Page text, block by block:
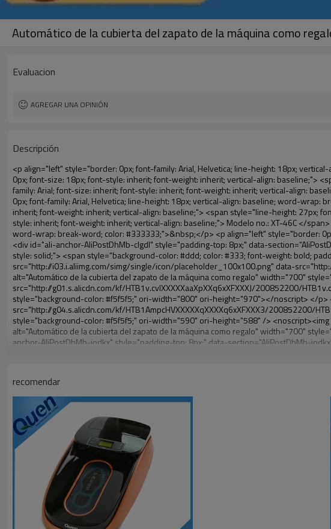
Automático de la cubierta del zapato de la máquina como
Evaluacion
AGREGAR UNA OPINIÓN
Descripción
<p align="left" style="border: 0px; font-family: Arial, Helvetica; line-height: 18px; vertical-align: baseline; word-wrap: break-word; color: #333333;"> <span style="line-height: 27px; margin: 0px; padding: 0px; border: 0px; font-size: 18px; font-style: inherit; font-weight: inherit; vertical-align: baseline;"> <span style="line-height: 27px; font-weight: bold;"> <span style="line-height: 27px; margin: 0px; padding: 0px; border: 0px; font-family: Arial; font-size: inherit; font-style: inherit; font-weight: inherit; vertical-align: baseline;"> Nombre del producto: automático máquina de la cubierta </span> </span> </span> </p> <p align="left" style="border: 0px; font-family: Arial, Helvetica; line-height: 18px; vertical-align: baseline; word-wrap: break-word; color: #333333;"> <span style="line-height: 27px; margin: 0px; padding: 0px; border: 0px; font-size: 18px; font-style: inherit; font-weight: inherit; vertical-align: baseline;"> <span style="line-height: 27px; font-weight: bold;"> <span style="line-height: 27px; margin: 0px; padding: 0px; border: 0px; font-family: Arial; font-size: inherit; font-style: inherit; font-weight: inherit; vertical-align: baseline;"> Modelo no.: XT-46C </span> </span> </span> </p> <p align="left" style="border: 0px; font-family: Arial, Helvetica; line-height: 18px; vertical-align: baseline; word-wrap: break-word; color: #333333;">&nbsp;</p> <p align="left" style="border: 0px; font-family: Arial, Helvetica; line-height: 18px; vertical-align: baseline; word-wrap: break-word; color: #333333;">&nbsp;</p> <div id="ali-anchor-AliPostDhMb-clgdl" style="padding-top: 8px;" data-section="AliPostDhMb-clgdl" data-section-title="Product Uses"> <div id="ali-title-AliPostDhMb-clgdl" style="padding: 8px 0px; border-bottom-style: solid;"> <span style="background-color: #ddd; color: #333; font-weight: bold; padding: 8px 10px; line-height: 12px;"> Producto utiliza </span> </div> <div style="padding: 10px 0px;"> <p>&nbsp;&nbsp;<img src="http://i03.i.aliimg.com/simg/single/icon/placeholder_100x100.png" data-src="http://g01.s.alicdn.com/kf/HTB1v.cvIXXXXXaaXpXXq6xXFXXXJ/200852200/HTB1v.cvIXXXXXaaXpXXq6xXFXXXJ.jpg" data-alt="Automático de la cubierta del zapato de la máquina como regalo" width="700" style="background-color: #f5f5f5;" ori-width="800" ori-height="970" /> <noscript><img src="http://g01.s.alicdn.com/kf/HTB1v.cvIXXXXXaaXpXXq6xXFXXXJ/200852200/HTB1v.cvIXXXXXaaXpXXq6xXFXXXJ.jpg" alt="Automático de la cubierta del zapato de la máquina como regalo" width="700" style="background-color: #f5f5f5;" ori-width="800" ori-height="970"></noscript> </p> <p><img src="http://i03.i.aliimg.com/simg/single/icon/placeholder_100x100.png" data-src="http://g04.s.alicdn.com/kf/HTB1AmpcHVXXXXXqXXXXq6xXFXXX3/200852200/HTB1AmpcHVXXXXXqXXXXq6xXFXXX3.jpg" data-alt="Automático de la cubierta del zapato de la máquina como regalo" width="700" style="background-color: #f5f5f5;" ori-width="590" ori-height="588" /> <noscript><img src="http://g04.s.alicdn.com/kf/HTB1AmpcHVXXXXXqXXXXq6xXFXXX3/200852200/HTB1AmpcHVXXXXXqXXXXq6xXFXXX3.jpg" alt="Automático de la cubierta del zapato de la máquina como regalo" width="700" style="background-color: #f5f5f5;" ori-width="590" ori-height="588"></noscript> </p> <p>&nbsp;</p> </div> </div> <div id="ali-anchor-AliPostDhMb-iodkx" style="padding-top: 8px;" data-section="AliPostDhMb-iodkx" data-section-title="Technology"> <div id="ali-title-AliPostDhMb-iodkx" style="padding: 8px 0px; border-bottom-style: solid;"> <span style="background-color: #ddd; color: #333; font-weight: bold; padding: 8px 10px; line-height: 12px;"> Tecnología </span> </div> <div style="padding: 10px 0px;"> <p>&nbsp;</p> <p style="background-color: #f5f5f5;"> <span style="line-height: normal; font-family: Arial;"> Esta máquina de la cubierta automática utiliza el principio de que <span
recomendar